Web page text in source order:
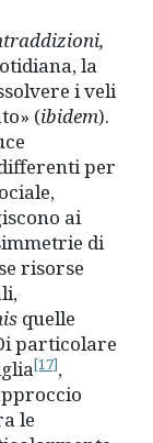
la
i veli
(ibidem).
per
ai
di
risorse
quelle
particolare
[17],
le